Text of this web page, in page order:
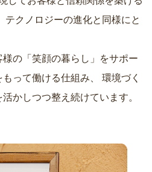
の「笑顔の暮らし」をサポー
って働ける仕組み、
かしつつ整え続けています。